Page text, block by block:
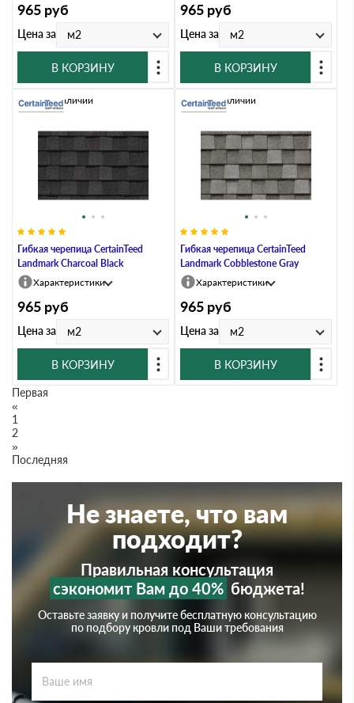
965 руб
Цена за м2
В КОРЗИНУ
965 руб
Цена за м2
В КОРЗИНУ
Гибкая черепица CertainTeed
Landmark Charcoal Black
Нет в наличии
Характеристики
965 руб
Цена за м2
В КОРЗИНУ
Гибкая черепица CertainTeed
Landmark Cobblestone Gray
Нет в наличии
Характеристики
965 руб
Цена за м2
В КОРЗИНУ
Первая
«
1
2
»
Последняя
Не знаете, что вам
подходит?
Правильная консультация
сэкономит Вам до 40% бюджета!
Оставьте заявку и получите бесплатную консультацию
по подбору кровли под Ваши требования